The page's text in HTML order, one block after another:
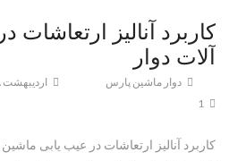
کاربرد آنالیز
آلات دوار
دوار ماشین پارس اردیبهشت ۸, ۱۳۹۹
کاربرد آنالیز ارتعاشات در عیب یابی